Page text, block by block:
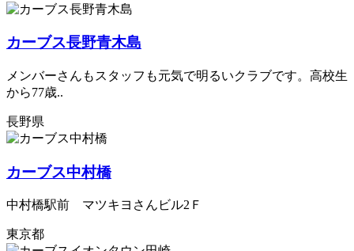
カーブス長野青木島
メンバーさんもスタッフも元気で明るいクラブです。高校生
から77歳..
長野県
カーブス中村橋
中村橋駅前 マツキヨさんビル2Ｆ
東京都